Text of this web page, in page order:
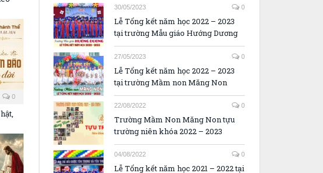
vùi
GIÁO DỤC MẦM NON
30/05/2023
Lễ Tổng kết năm học 2022 – 2023
tại trường Mẫu giáo Hướng Dương
27/05/2023
Lễ Tổng kết năm học 2022 – 2023
tại trường Mầm non Măng Non
22/08/2022
Trường Mầm Non Măng Non tựu
trường niên khóa 2022 – 2023